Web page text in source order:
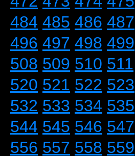
484 485 486 487
496 497 498 499
508 509 510 511
520 521 522 523
532 533 534 535
544 545 546 547
556 557 558 559